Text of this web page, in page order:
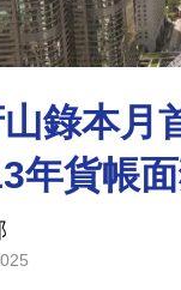
錄本月
年貨帳